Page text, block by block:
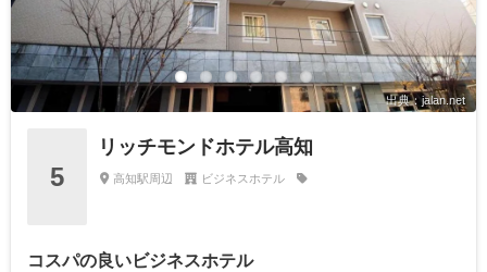
出典：jalan.net
5
リッチモンドホテル高知
高知駅周辺 ビジネスホテル
コスパの良いビジネスホテル